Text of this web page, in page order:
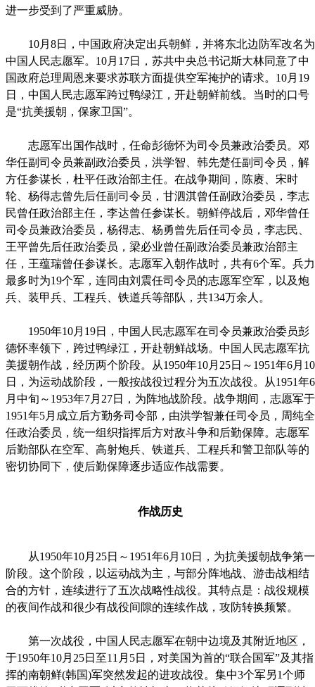
进一步受到了严重威胁。
10月8日，中国政府决定出兵朝鲜，并将东北边防军改名为
中国人民志愿军。10月17日，苏共中央总书记斯大林同意了中
国政府总理周恩来要求苏联方面提供空军掩护的请求。10月19
日，中国人民志愿军跨过鸭绿江，开赴朝鲜前线。当时的口号
是“抗美援朝，保家卫国”。
志愿军出国作战时，任命彭德怀为司令员兼政治委员。邓
华任副司令员兼副政治委员，洪学智、韩先楚任副司令员，解
方任参谋长，杜平任政治部主任。在战争期间，陈赓、宋时
轮、杨得志曾先后任副司令员，甘泗淇曾任副政治委员，李志
民曾任政治部主任，李达曾任参谋长。朝鲜停战后，邓华曾任
司令员兼政治委员，杨得志、杨勇曾先后任司令员，李志民、
王平曾先后任政治委员，梁必业曾任副政治委员兼政治部主
任，王蕴瑞曾任参谋长。志愿军入朝作战时，共有6个军。兵力
最多时为19个军，连同由刘震任司令员的志愿军空军，以及炮
兵、装甲兵、工程兵、铁道兵等部队，共134万余人。
1950年10月19日，中国人民志愿军在司令员兼政治委员彭
德怀率领下，跨过鸭绿江，开赴朝鲜战场。中国人民志愿军抗
美援朝作战，经历两个阶段。从1950年10月25日～1951年6月10
日，为运动战阶段，一般按战役过程分为五次战役。从1951年6
月中旬～1953年7月27日，为阵地战阶段。战争期间，志愿军于
1951年5月成立后方勤务司令部，由洪学智兼任司令员，周纯全
任政治委员，统一组织指挥后方对敌斗争和后勤保障。志愿军
后勤部队在空军、高射炮兵、铁道兵、工程兵和警卫部队等的
密切协同下，使后勤保障逐步适应作战需要。
作战历史
从1950年10月25日～1951年6月10日，为抗美援朝战争第一
阶段。这个阶段，以运动战为主，与部分阵地战、游击战相结
合的方针，连续进行了五次战略性战役。其特点是：战役规模
的夜间作战和很少有战役间隙的连续作战，攻防转换频繁。
第一次战役，中国人民志愿军在朝中边境及其附近地区，
于1950年10月25日至11月5日，对美国为首的“联合国军”及其指
挥的南朝鲜(韩国)军突然发起的进攻战役。集中3个军另1个师